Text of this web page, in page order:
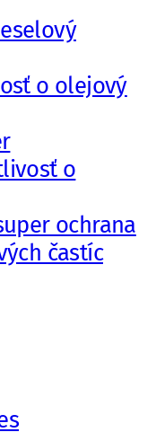
o olejový
o
ochrana
častíc